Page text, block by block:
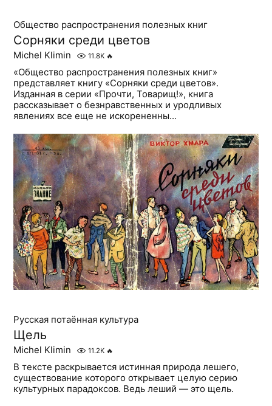
Общество распространения полезных книг
Сорняки среди цветов
Michel Klimin 11.8K 🔥
«Общество распространения полезных книг»
представляет книгу «Сорняки среди цветов».
Изданная в серии «Прочти, Товарищ!», книга
рассказывает о безнравственных и уродливых
явлениях все еще не искорененны...
Русская потаённая культура
Щель
Michel Klimin 11.2K 🔥
В тексте раскрывается истинная природа лешего,
существование которого открывает целую серию
культурных парадоксов. Ведь леший — это щель.